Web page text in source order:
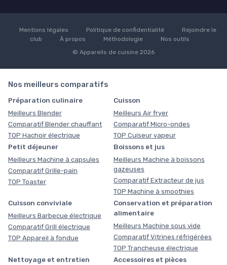
Mentions légales Politique de confidentialité
Rejoindre le
club
À propos Méthodologie
Nos outils
© Appareils de cuisine 2026
Nos meilleurs comparatifs
Préparation culinaire
Meilleurs Blender
Comparatif Blender chauffant
TOP Hachoir électrique
Cuisson
Meilleurs Air fryer
Comparatif Micro-ondes
TOP Cuiseur vapeur
Petit déjeuner
Meilleurs Machine à capsules
Comparatif Grille-pain
TOP Toaster
Boissons et jus
Meilleurs Machine à boissons
gazeuses
Comparatif Extracteur de jus
TOP Machine à smoothies
Cuisson conviviale
Meilleurs Barbecue électrique
Comparatif Grill électrique
TOP Appareil à fondue
Conservation et préparation
alimentaire
Meilleurs Machine sous vide
Comparatif Vitrines réfrigérées
TOP Trancheuse électrique
Nettoyage et entretien Accessoires et pièces